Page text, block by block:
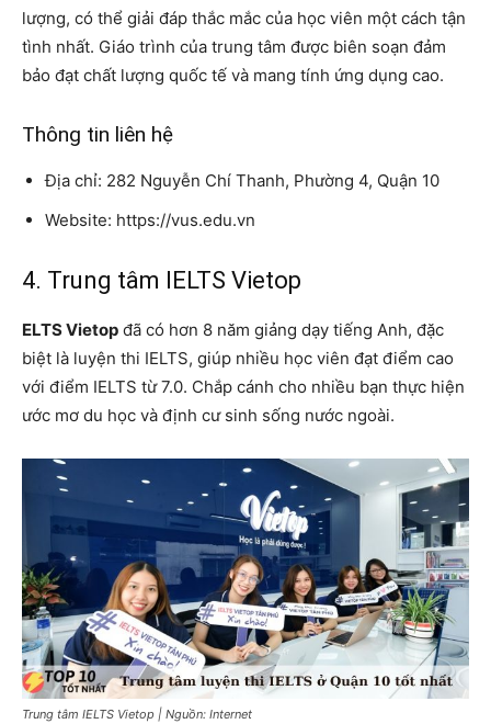
lượng, có thể giải đáp thắc mắc của học viên một cách tận
tình nhất. Giáo trình của trung tâm được biên soạn đảm
bảo đạt chất lượng quốc tế và mang tính ứng dụng cao.
Thông tin liên hệ
Địa chỉ: 282 Nguyễn Chí Thanh, Phường 4, Quận 10
Website: https://vus.edu.vn
4. Trung tâm IELTS Vietop
ELTS Vietop đã có hơn 8 năm giảng dạy tiếng Anh, đặc
biệt là luyện thi IELTS, giúp nhiều học viên đạt điểm cao
với điểm IELTS từ 7.0. Chắp cánh cho nhiều bạn thực hiện
ước mơ du học và định cư sinh sống nước ngoài.
Trung tâm IELTS Vietop | Nguồn: Internet